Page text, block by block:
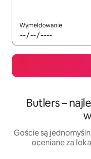
Wymeldowanie
Butlers –
Goście są
oceniane za